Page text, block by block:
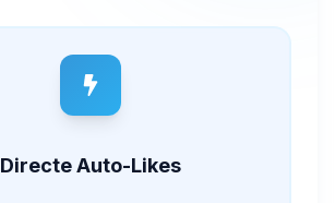
Directe Auto-Likes